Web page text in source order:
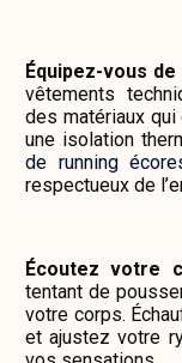
Équipez-vous
vêtements
des matériaux
une isolation
de running
respectueux de
Écoutez votre
tentant de
votre corps.
et ajustez votre